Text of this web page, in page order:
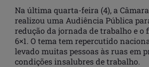
Na última quarta-feira (4), a
realizou uma Audiência Pública
redução da jornada de trabalho e o
6×1. O tema tem repercutido
levado muitas pessoas às ruas em
condições insalubres de trabalho.